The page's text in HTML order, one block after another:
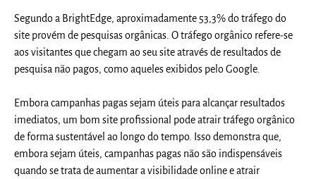
Segundo a BrightEdge, aproximadamente 53,3% do tráfego do
site provém de pesquisas orgânicas. O tráfego orgânico refere-se
aos visitantes que chegam ao seu site através de resultados de
pesquisa não pagos, como aqueles exibidos pelo Google.
Embora campanhas pagas sejam úteis para alcançar resultados
imediatos, um bom site profissional pode atrair tráfego orgânico
de forma sustentável ao longo do tempo. Isso demonstra que,
embora sejam úteis, campanhas pagas não são indispensáveis
quando se trata de aumentar a visibilidade online e atrair